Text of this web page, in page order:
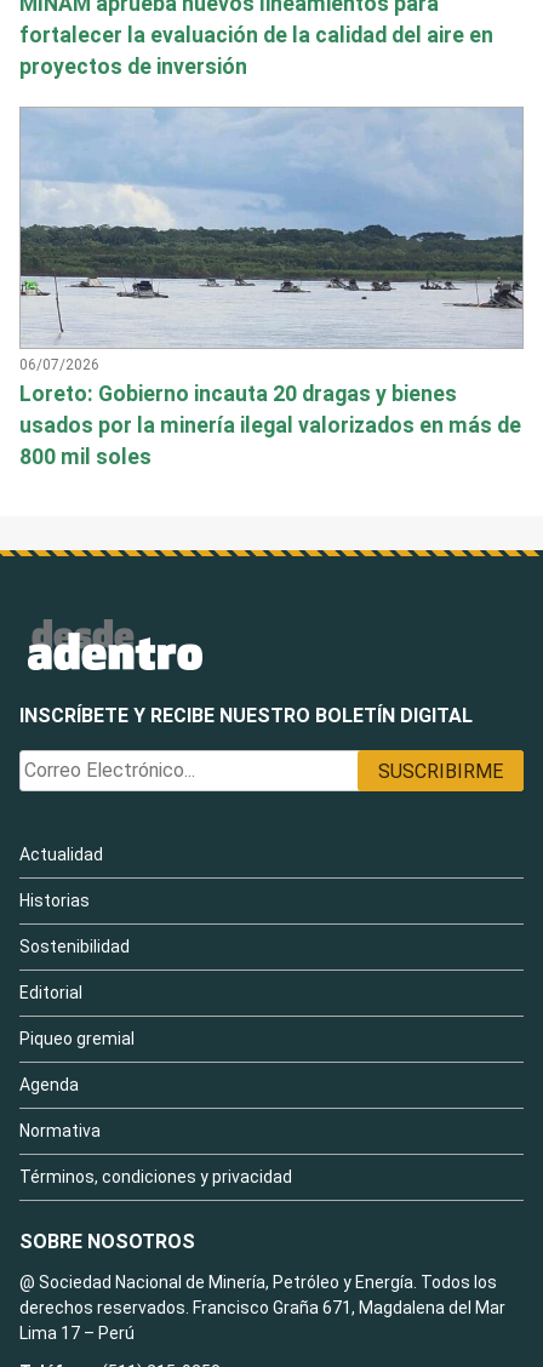
fortalecer la evaluación de la calidad del aire en
proyectos de inversión
06/07/2026
Loreto: Gobierno incauta 20 dragas y bienes
usados por la minería ilegal valorizados en más de
800 mil soles
INSCRÍBETE Y RECIBE NUESTRO BOLETÍN DIGITAL
Actualidad
Historias
Sostenibilidad
Editorial
Piqueo gremial
Agenda
Normativa
Términos, condiciones y privacidad
SOBRE NOSOTROS
@ Sociedad Nacional de Minería, Petróleo y Energía. Todos los
derechos reservados. Francisco Graña 671, Magdalena del Mar
Lima 17 – Perú